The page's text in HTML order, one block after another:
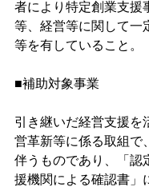
者により特定創業支援
等、経営等に関して一
等を有していること。
■補助対象事業
引き継いだ経営支援を
営革新等に係る取組で
伴うものであり、「認
援機関による確認書」